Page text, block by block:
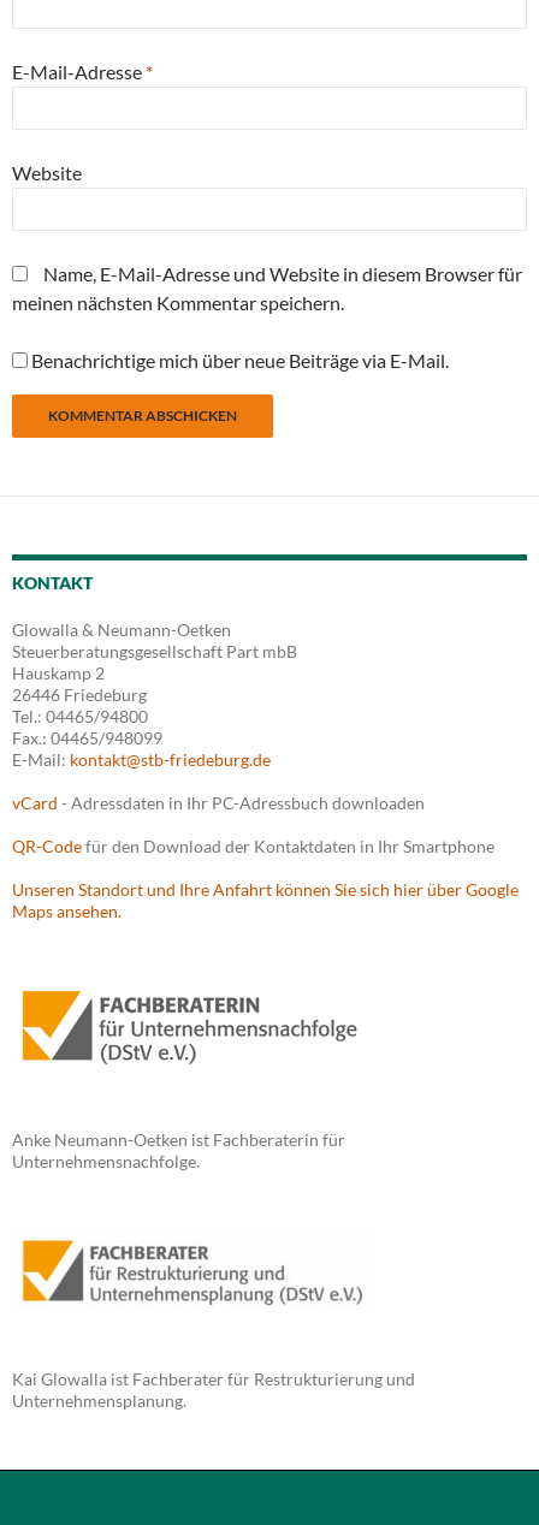
E-Mail-Adresse *
Website
Name, E-Mail-Adresse und Website in diesem Browser für
meinen nächsten Kommentar speichern.
Benachrichtige mich über neue Beiträge via E-Mail.
KONTAKT
Glowalla & Neumann-Oetken
Steuerberatungsgesellschaft Part mbB
Hauskamp 2
26446 Friedeburg
Tel.: 04465/94800
Fax.: 04465/948099
E-Mail: kontakt@stb-friedeburg.de
vCard - Adressdaten in Ihr PC-Adressbuch downloaden
QR-Codefür den Download der Kontaktdaten in Ihr Smartphone
Unseren Standort und Ihre Anfahrt können Sie sich hier über Google
Maps ansehen.
Anke Neumann-Oetken ist Fachberaterin für
Unternehmensnachfolge.
Kai Glowalla ist Fachberater für Restrukturierung und
Unternehmensplanung.